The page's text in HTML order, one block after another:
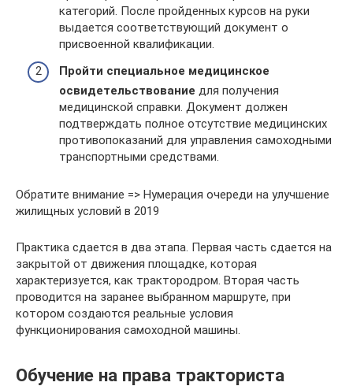
категорий. После пройденных курсов на руки
выдается соответствующий документ о
присвоенной квалификации.
Пройти специальное медицинское
освидетельствование для получения
медицинской справки. Документ должен
подтверждать полное отсутствие медицинских
противопоказаний для управления самоходными
транспортными средствами.
Обратите внимание => Нумерация очереди на улучшение
жилищных условий в 2019
Практика сдается в два этапа. Первая часть сдается на
закрытой от движения площадке, которая
характеризуется, как трактородром. Вторая часть
проводится на заранее выбранном маршруте, при
котором создаются реальные условия
функционирования самоходной машины.
Обучение на права тракториста